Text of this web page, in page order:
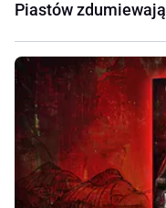
Piastów zdumiewają